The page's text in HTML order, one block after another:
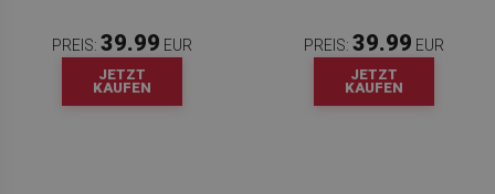
PREIS: 39.99 EUR
JETZT
KAUFEN
PREIS: 39.99 EUR
JETZT
KAUFEN